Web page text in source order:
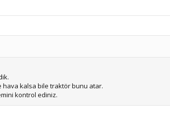
hava kalsa bile traktör bunu atar.
kontrol ediniz.